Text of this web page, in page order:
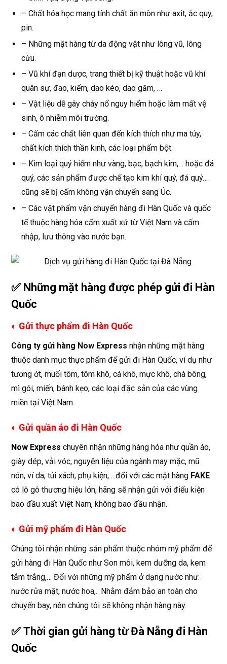
– Chất hóa học mang tính chất ăn mòn như axit, ắc quy,
pin.
– Những mặt hàng từ da động vật như lông vũ, lông
cừu.
– Vũ khí đạn dược, trang thiết bị kỹ thuật hoặc vũ khí
quân sự, đao, kiếm, dao kéo, dao găm, …
– Vật liệu dễ gây cháy nổ nguy hiểm hoặc làm mất vệ
sinh, ô nhiễm môi trường.
– Cấm các chất liên quan đến kích thích như ma túy,
chất kích thích thần kinh, các loại phẩm bột.
– Kim loại quý hiếm như vàng, bạc, bạch kim,… hoặc đá
quý, các sản phẩm được chế tạo kim khí quý, đá quý…
cũng sẽ bị cấm không vận chuyển sang Úc.
– Các vật phẩm vận chuyển hàng đi Hàn Quốc và quốc
tế thuộc hàng hóa cấm xuất xứ từ Việt Nam và cấm
nhập, lưu thông vào nước bạn.
✅ Những mặt hàng được phép gửi đi Hàn
Quốc
◐ Gửi thực phẩm đi Hàn Quốc
Công ty gửi hàng Now Express nhận những mặt hàng
thuộc danh mục thực phẩm để gửi đi Hàn Quốc, ví dụ như
tương ớt, muối tôm, tôm khô, cá khô, mực khô, chà bông,
mì gói, miến, bánh kẹo, các loại đặc sản của các vùng
miền tại Việt Nam.
◐ Gửi quần áo đi Hàn Quốc
Now Express chuyên nhận những hàng hóa như quần áo,
giày dép, vải vóc, nguyên liệu của ngành may mặc, mũ
nón, ví da, túi xách, phụ kiện,….đối với các mặt hàng FAKE
có lô gô thương hiệu lớn, hãng sẽ nhận gửi với điểu kiện
bao đầu xuất Việt Nam, không bao đầu nhận.
◐ Gửi mỹ phẩm đi Hàn Quốc
Chúng tôi nhận những sản phẩm thuộc nhóm mỹ phẩm để
gửi hàng đi Hàn Quốc như Son môi, kem dưỡng da, kem
tắm trắng,… Đối với những mỹ phẩm ở dạng nước như:
nước rửa mặt, nước hoa,.. Nhằm đảm bảo an toàn cho
chuyến bay, nên chúng tôi sẽ không nhận hàng này.
✅ Thời gian gửi hàng từ Đà Nẵng đi Hàn
Quốc